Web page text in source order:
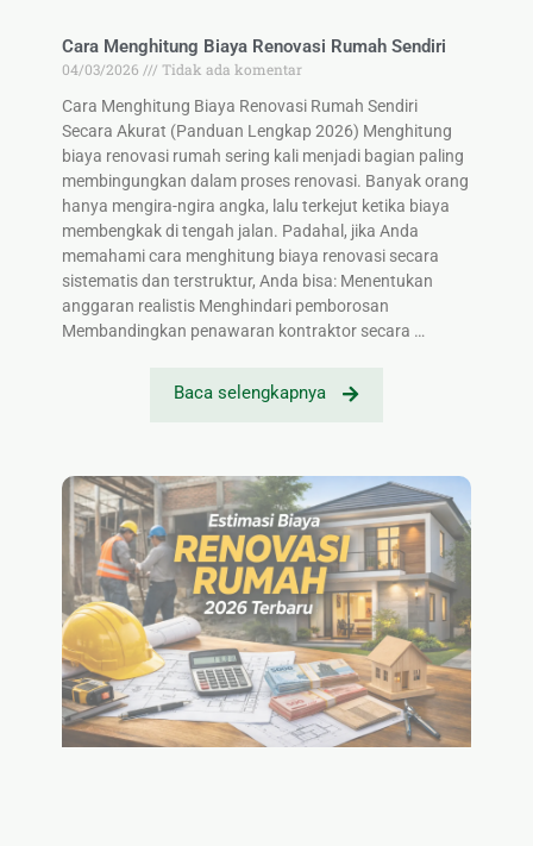
Cara Menghitung Biaya Renovasi Rumah Sendiri
04/03/2026
Tidak ada komentar
Cara Menghitung Biaya Renovasi Rumah Sendiri
Secara Akurat (Panduan Lengkap 2026) Menghitung
biaya renovasi rumah sering kali menjadi bagian paling
membingungkan dalam proses renovasi. Banyak orang
hanya mengira-ngira angka, lalu terkejut ketika biaya
membengkak di tengah jalan. Padahal, jika Anda
memahami cara menghitung biaya renovasi secara
sistematis dan terstruktur, Anda bisa: Menentukan
anggaran realistis Menghindari pemborosan
Membandingkan penawaran kontraktor secara …
Baca selengkapnya